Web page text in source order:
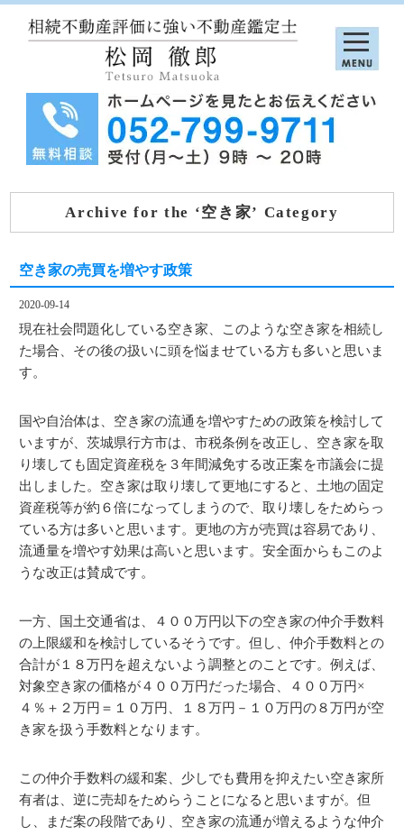
Archive for the ‘空き家’ Category
空き家の売買を増やす政策
2020-09-14
現在社会問題化している空き家、このような空き家を相続し
た場合、その後の扱いに頭を悩ませている方も多いと思いま
す。
国や自治体は、空き家の流通を増やすための政策を検討して
いますが、茨城県行方市は、市税条例を改正し、空き家を取
り壊しても固定資産税を３年間減免する改正案を市議会に提
出しました。空き家は取り壊して更地にすると、土地の固定
資産税等が約６倍になってしまうので、取り壊しをためらっ
ている方は多いと思います。更地の方が売買は容易であり、
流通量を増やす効果は高いと思います。安全面からもこのよ
うな改正は賛成です。
一方、国土交通省は、４００万円以下の空き家の仲介手数料
の上限緩和を検討しているそうです。但し、仲介手数料との
合計が１８万円を超えないよう調整とのことです。例えば、
対象空き家の価格が４００万円だった場合、４００万円×
４％＋２万円＝１０万円、１８万円－１０万円の８万円が空
き家を扱う手数料となります。
この仲介手数料の緩和案、少しでも費用を抑えたい空き家所
有者は、逆に売却をためらうことになると思いますが。但
し、まだ案の段階であり、空き家の流通が増えるような仲介